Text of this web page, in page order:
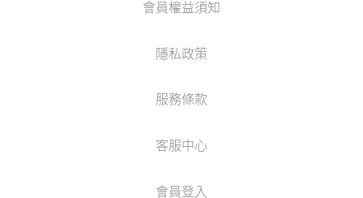
會員權益須知
隱私政策
服務條款
客服中心
會員登入